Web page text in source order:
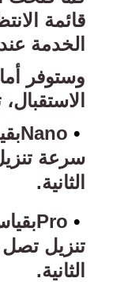
قائمة
الخدمة
وستوفر
•
Nano
الثانية.
•
Pro
الثانية.